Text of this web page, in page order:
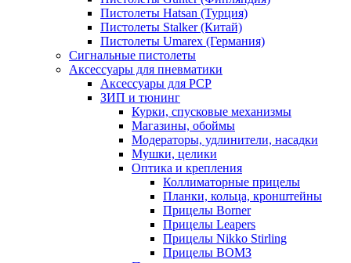
Пистолеты Hatsan (Турция)
Пистолеты Stalker (Китай)
Пистолеты Umarex (Германия)
Сигнальные пистолеты
Аксессуары для пневматики
Аксессуары для PCP
ЗИП и тюнинг
Курки, спусковые механизмы
Магазины, обоймы
Модераторы, удлинители, насадки
Мушки, целики
Оптика и крепления
Коллиматорные прицелы
Планки, кольца, кронштейны
Прицелы Borner
Прицелы Leapers
Прицелы Nikko Stirling
Прицелы ВОМЗ